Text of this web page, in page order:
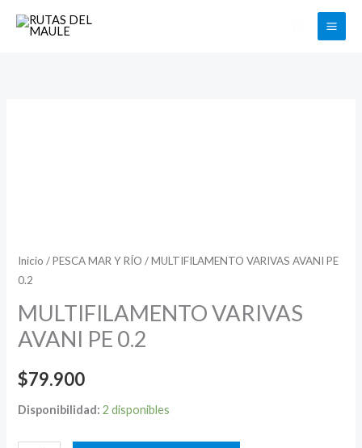
Buscar
Inicio /PESCA MAR Y RÍO / MULTIFILAMENTO VARIVAS AVANI PE
0.2
MULTIFILAMENTO VARIVAS
AVANI PE 0.2
$79.900
Disponibilidad: 2 disponibles